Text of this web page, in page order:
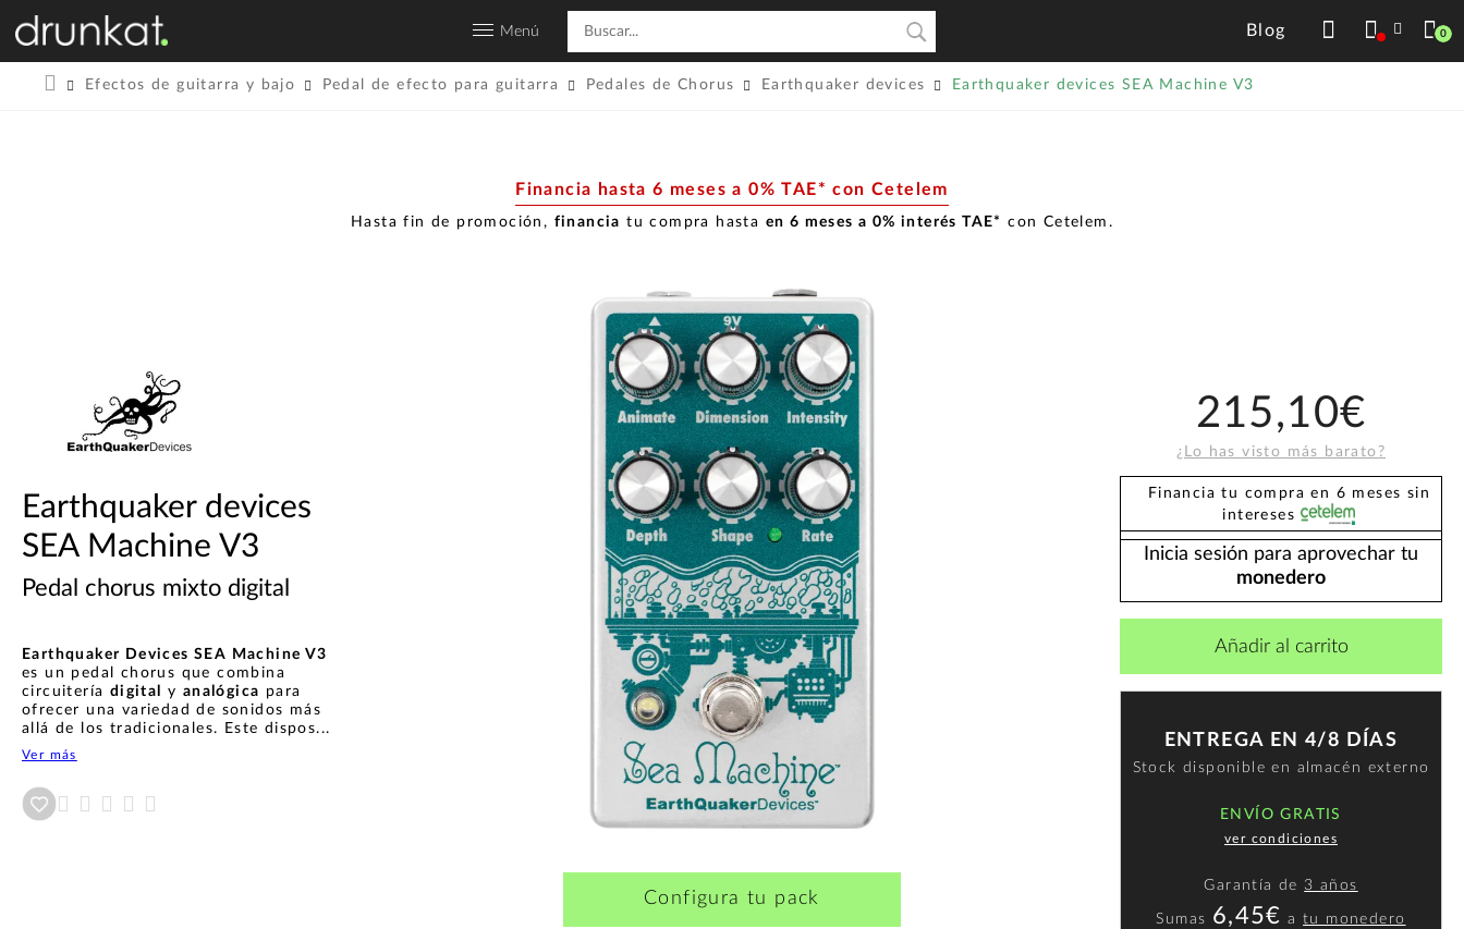
Menú Blog 0
Efectos de guitarra y bajo Pedal de efecto para guitarra Pedales de Chorus Earthquaker devices Earthquaker devices SEA Machine V3
Financia hasta 6 meses a 0% TAE* con Cetelem
Hasta fin de promoción, financia tu compra hasta en 6 meses a 0% interés TAE* con Cetelem.
Earthquaker devices
SEA Machine V3
Pedal chorus mixto digital
Earthquaker Devices SEA Machine V3
es un pedal chorus que combina
circuitería digital y analógica para
ofrecer una variedad de sonidos más
allá de los tradicionales. Este dispos...
Ver más
Configura tu pack
215,10€
¿Lo has visto más barato?
Financia tu compra en 6 meses sin
intereses
Inicia sesión para aprovechar tu
monedero
Añadir al carrito
ENTREGA EN 4/8 DÍAS
Stock disponible en almacén externo
ENVÍO GRATIS
ver condiciones
Garantía de 3 años
Sumas 6,45€ atu monedero